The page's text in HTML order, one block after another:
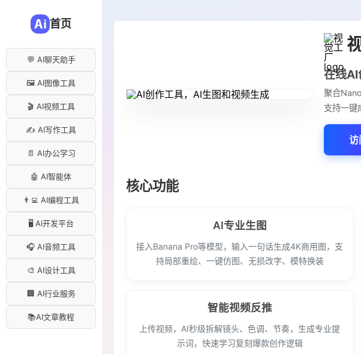
首页
💬 AI聊天助手
🖼️ AI图像工具
🎬 AI视频工具
✍️ AI写作工具
📄 AI办公学习
🤖 AI智能体
👨‍💻 AI编程工具
🖥️ AI开发平台
🎧 AI音频工具
🎨 AI设计工具
🏢 AI行业服务
📚AI文章教程
在线AI
聚合
支持一键
访
核心功能
AI专业生图
接入Banana Pro等模型，输入一句话生成4K商用图，支
持局部重绘、一键仿图、无损改字、模特换装
智能视频反推
上传视频，AI秒级拆解镜头、色调、节奏，生成专业提
示词，快速学习复刻爆款创作逻辑